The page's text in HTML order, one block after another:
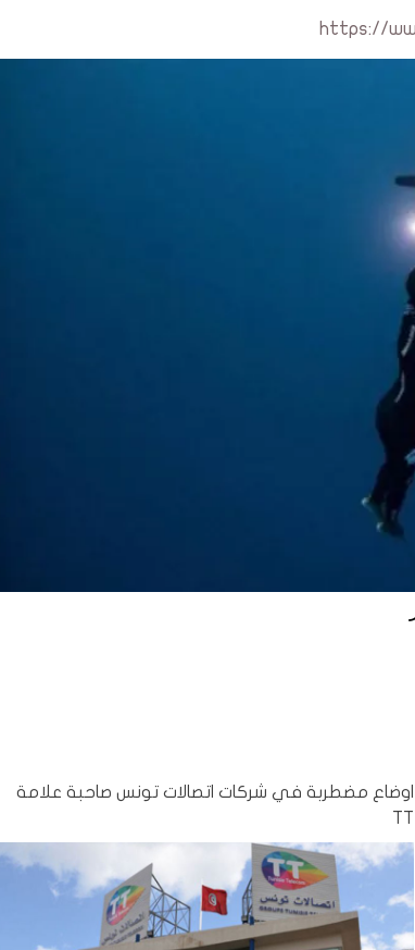
اوضاع مضطربة في شركات اتصالات تونس صاحبة علامة
TT